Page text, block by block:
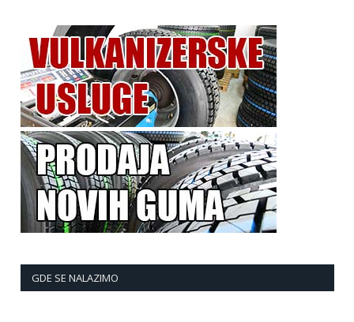
GDE SE NALAZIMO